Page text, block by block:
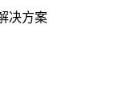
决方案